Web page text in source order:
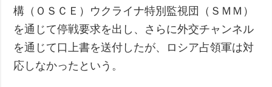
構（ＯＳＣＥ）ウクライナ特別監視団（ＳＭＭ）
を通じて停戦要求を出し、さらに外交チャンネル
を通じて口上書を送付したが、ロシア占領軍は対
応しなかったという。